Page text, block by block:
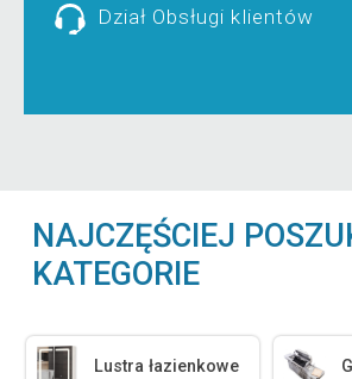
Dział Obsługi klientów
NAJCZĘŚCIEJ
KATEGORIE
Lustra łazienkowe